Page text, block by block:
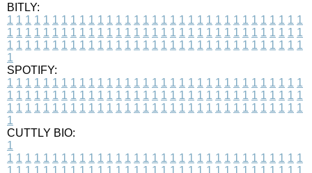
BITLY:
1 1 1 1 1 1 1 1 1 1 1 1 1 1 1 1 1 1 1 1 1 1 1 1 1 1 1 1 1 1 1 1 1
1 1 1 1 1 1 1 1 1 1 1 1 1 1 1 1 1 1 1 1 1 1 1 1 1 1 1 1 1 1 1 1 1
1 1 1 1 1 1 1 1 1 1 1 1 1 1 1 1 1 1 1 1 1 1 1 1 1 1 1 1 1 1 1 1 1
1
SPOTIFY:
1 1 1 1 1 1 1 1 1 1 1 1 1 1 1 1 1 1 1 1 1 1 1 1 1 1 1 1 1 1 1 1 1
1 1 1 1 1 1 1 1 1 1 1 1 1 1 1 1 1 1 1 1 1 1 1 1 1 1 1 1 1 1 1 1 1
1 1 1 1 1 1 1 1 1 1 1 1 1 1 1 1 1 1 1 1 1 1 1 1 1 1 1 1 1 1 1 1 1
1
CUTTLY BIO:
1
1 1 1 1 1 1 1 1 1 1 1 1 1 1 1 1 1 1 1 1 1 1 1 1 1 1 1 1 1 1 1 1 1
1 1 1 1 1 1 1 1 1 1 1 1 1 1 1 1 1 1 1 1 1 1 1 1 1 1 1 1 1 1 1 1 1